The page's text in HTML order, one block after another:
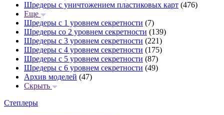
Шредеры с уничтожением пластиковых карт (476)
Еще
Шредеры с 1 уровнем секретности (7)
Шредеры со 2 уровнем секретности (139)
Шредеры с 3 уровнем секретности (221)
Шредеры с 4 уровнем секретности (175)
Шредеры с 5 уровнем секретности (87)
Шредеры с 6 уровнем секретности (49)
Архив моделей (47)
Скрыть
Степлеры